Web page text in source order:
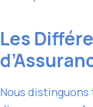
Les
Nous